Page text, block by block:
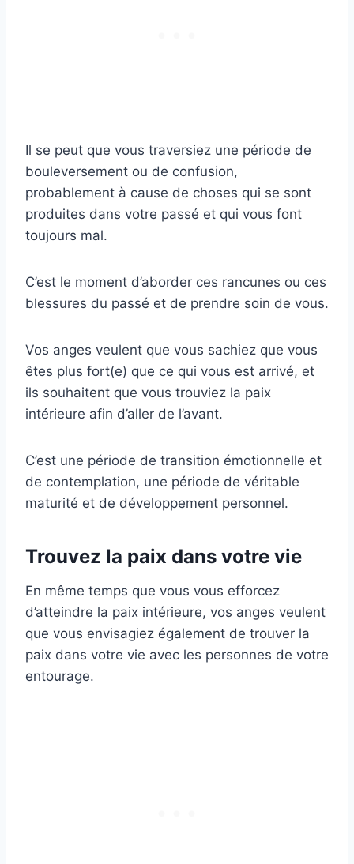
Il se peut que vous traversiez une période de
bouleversement ou de confusion,
probablement à cause de choses qui se sont
produites dans votre passé et qui vous font
toujours mal.
C’est le moment d’aborder ces rancunes ou ces
blessures du passé et de prendre soin de vous.
Vos anges veulent que vous sachiez que vous
êtes plus fort(e) que ce qui vous est arrivé, et
ils souhaitent que vous trouviez la paix
intérieure afin d’aller de l’avant.
C’est une période de transition émotionnelle et
de contemplation, une période de véritable
maturité et de développement personnel.
Trouvez la paix dans votre vie
En même temps que vous vous efforcez
d’atteindre la paix intérieure, vos anges veulent
que vous envisagiez également de trouver la
paix dans votre vie avec les personnes de votre
entourage.